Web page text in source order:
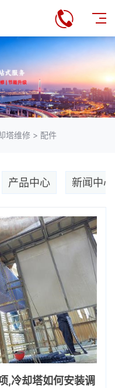
塔维修 > 配件
产品中心 新闻中心
,冷却塔如何安装调